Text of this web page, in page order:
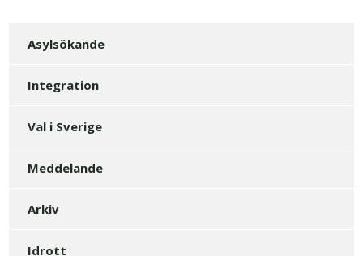
Asylsökande
Integration
Val i Sverige
Meddelande
Arkiv
Idrott